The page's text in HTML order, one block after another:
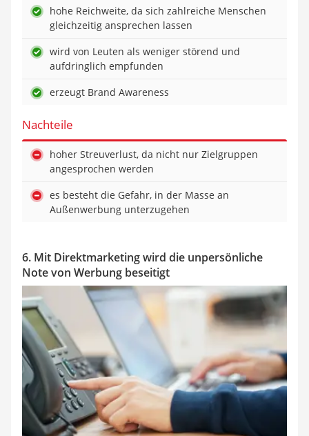
hohe Reichweite, da sich zahlreiche Menschen
gleichzeitig ansprechen lassen
wird von Leuten als weniger störend und
aufdringlich empfunden
erzeugt Brand Awareness
Nachteile
hoher Streuverlust, da nicht nur Zielgruppen
angesprochen werden
es besteht die Gefahr, in der Masse an
Außenwerbung unterzugehen
6. Mit Direktmarketing wird die unpersönliche
Note von Werbung beseitigt